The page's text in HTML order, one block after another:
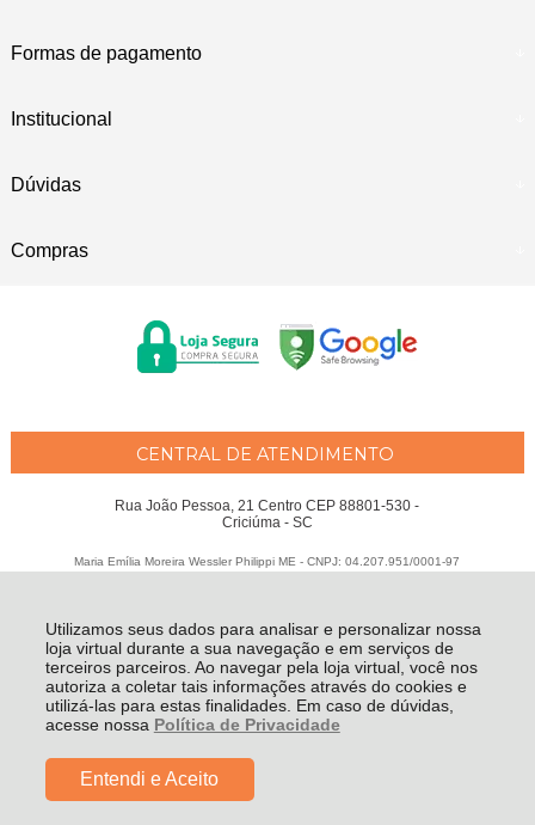
Utilizamos seus dados para analisar e personalizar nossa
loja virtual durante a sua navegação e em serviços de
terceiros parceiros. Ao navegar pela loja virtual, você nos
autoriza a coletar tais informações através do cookies e
utilizá-las para estas finalidades. Em caso de dúvidas,
acesse nossa Política de Privacidade
Entendi e Aceito
Formas de pagamento
Institucional
Dúvidas
Compras
CENTRAL DE ATENDIMENTO
Rua João Pessoa, 21 Centro CEP 88801-530 -
Criciúma - SC
Maria Emília Moreira Wessler Philippi ME - CNPJ: 04.207.951/0001-97